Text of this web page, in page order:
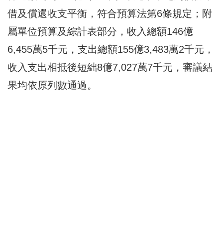
借及償還收支平衡，符合預算法第6條規定；附
屬單位預算及綜計表部分，收入總額146億
6,455萬5千元，支出總額155億3,483萬2千元，
收入支出相抵後短絀8億7,027萬7千元，審議結
果均依原列數通過。